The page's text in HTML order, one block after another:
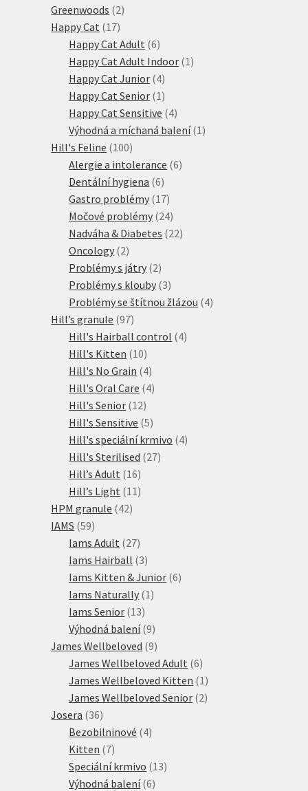
Greenwoods 22
Happy Cat 1717
produktů
Happy Cat Adult 66
produktů
Happy Cat Adult Indoor 1 1
Happy Cat Junior 44
produkty
Happy Cat Senior 1 1
produkt
Happy Cat Sensitive 44
produkty
Výhodná a míchaná balení 1 1
Hill's Feline 100100
produktů
Alergie a intolerance 66
Dentální hygiena 66
produktů
Gastro problémy 1717
produktů
Močové problémy 2424
produktů
Nadváha & Diabetes 2222
Oncology 22
produkty
Problémy s játry 22
produkty
Problémy s klouby 33
produkty
Problémy se štítnou žlázou 44
Hill’s granule 9797
produktů
Hill's Hairball control 44
Hill's Kitten 1010
produktů
Hill's No Grain 44
produkty
Hill's Oral Care 44
Hill's Senior 1212
produktů
Hill's Sensitive 55
produktů
Hill's speciální krmivo 44
Hill's Sterilised 2727
Hill’s Adult 1616
produktů
Hill’s Light 11 11
HPM granule 4242
IAMS 5959
produktů
Iams Adult 2727
produktů
Iams Hairball 33
produkty
Iams Kitten & Junior 66
Iams Naturally 1 1
Iams Senior 1313
produktů
Výhodná balení 99
produktů
James Wellbeloved 99
produktů
James Wellbeloved Adult 66
produktů
James Wellbeloved Kitten 1 1
produkt
James Wellbeloved Senior 22
Josera 3636
produktů
Bezobilninové 44
Kitten 77
produktů
Speciální krmivo 1313
Výhodná balení 66